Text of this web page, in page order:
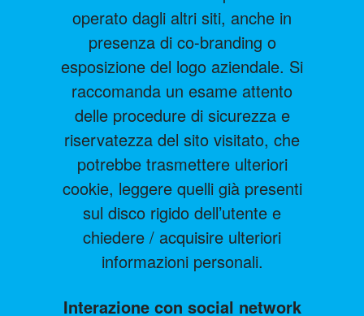
operato dagli altri siti, anche in
presenza di co-branding o
esposizione del logo aziendale. Si
raccomanda un esame attento
delle procedure di sicurezza e
riservatezza del sito visitato, che
potrebbe trasmettere ulteriori
cookie, leggere quelli già presenti
sul disco rigido dell’utente e
chiedere / acquisire ulteriori
informazioni personali.
Interazione con social network